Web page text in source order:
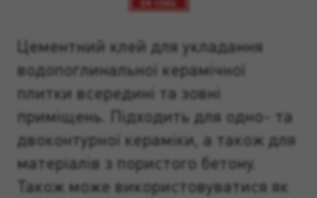
Цементний клей для укладання
водопоглинальної керамічної
плитки всередині та зовні
приміщень. Підходить для одно- та
двоконтурної кераміки, а також для
матеріалів з пористого бетону.
Також може використовуватися як